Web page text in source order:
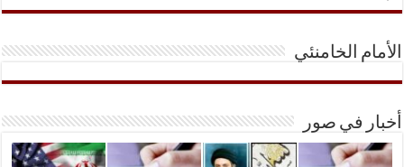
الأمام الخامنئي
أخبار في صور